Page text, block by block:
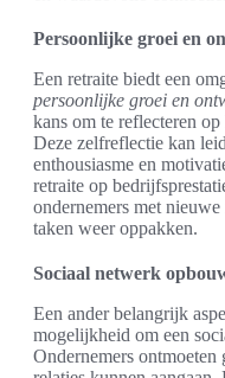
Persoonlijke groei en
Een retraite biedt een
persoonlijke groei en
kans om te reflecteren
Deze zelfreflectie kan
enthousiasme en
retraite op
ondernemers met
taken weer oppakken.
Sociaal netwerk
Een ander belangrijk
mogelijkheid om een
Ondernemers